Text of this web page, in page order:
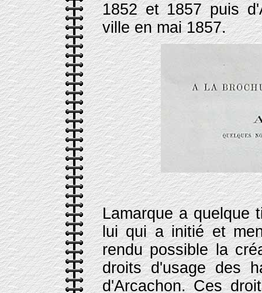
1852 et 1857 puis
ville en mai 1857.
Lamarque a quelque
lui qui a initié et
rendu possible la
droits d'usage des
d'Arcachon. Ces